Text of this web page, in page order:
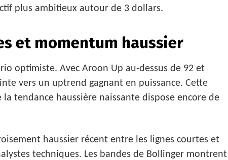
plus ambitieux autour de 3 dollars.
et momentum haussier
optimiste. Avec Aroon Up au-dessus de 92 et
vers un uptrend gagnant en puissance. Cette
tendance haussière naissante dispose encore de
haussier récent entre les lignes courtes et
techniques. Les bandes de Bollinger montrent